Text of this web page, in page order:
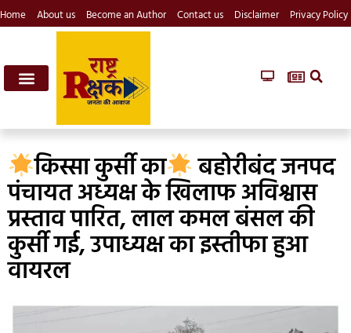
Home About us Become an Author Contact us Disclaimer Privacy Policy
किस्सा कुर्सी का बहोरीबंद जनपद
पंचायत अध्यक्ष के खिलाफ अविश्वास
प्रस्ताव पारित, लाल कमल बंसल की
कुर्सी गई, उपाध्यक्ष का इस्तीफा हुआ
वायरल